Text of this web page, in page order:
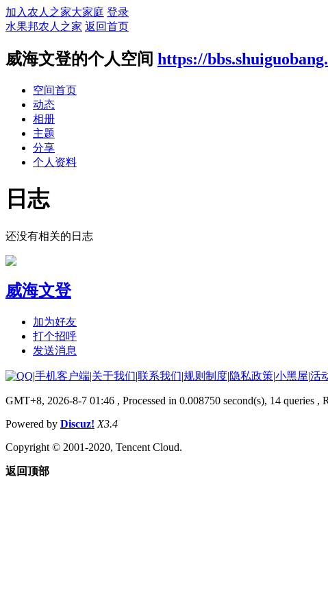
加入农人之家大家庭 登录
水果邦农人之家 返回首页
威海文登的个人空间 https://
空间首页
动态
相册
主题
分享
个人资料
日志
还没有相关的日志
威海文登
加为好友
打个招呼
发送消息
|手机客户端|关于我们|联系我们|规则制度|隐私政策|小黑屋|活
GMT+8, 2026-8-7 01:46 , Processed in 0.008750 second(s), 14 queries ,
Powered by Discuz! X3.4
Copyright © 2001-2020, Tencent Cloud.
返回顶部